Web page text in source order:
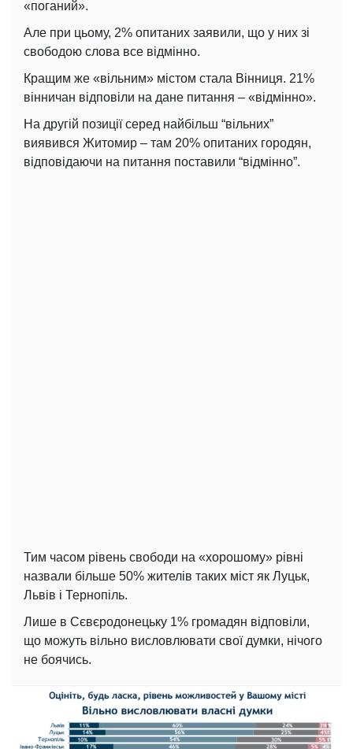
«поганий».
Але при цьому, 2% опитаних заявили, що у них зі
свободою слова все відмінно.
Кращим же «вільним» містом стала Вінниця. 21%
вінничан відповіли на дане питання – «відмінно».
На другій позиції серед найбільш “вільних”
виявився Житомир – там 20% опитаних городян,
відповідаючи на питання поставили “відмінно”.
Тим часом рівень свободи на «хорошому» рівні
назвали більше 50% жителів таких міст як Луцьк,
Львів і Тернопіль.
Лише в Сєвєродонецьку 1% громадян відповіли,
що можуть вільно висловлювати свої думки, нічого
не боячись.